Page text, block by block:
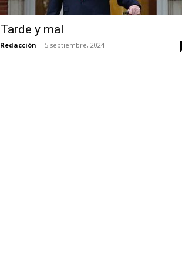
Tarde y mal
Redacción - 5 septiembre, 2024